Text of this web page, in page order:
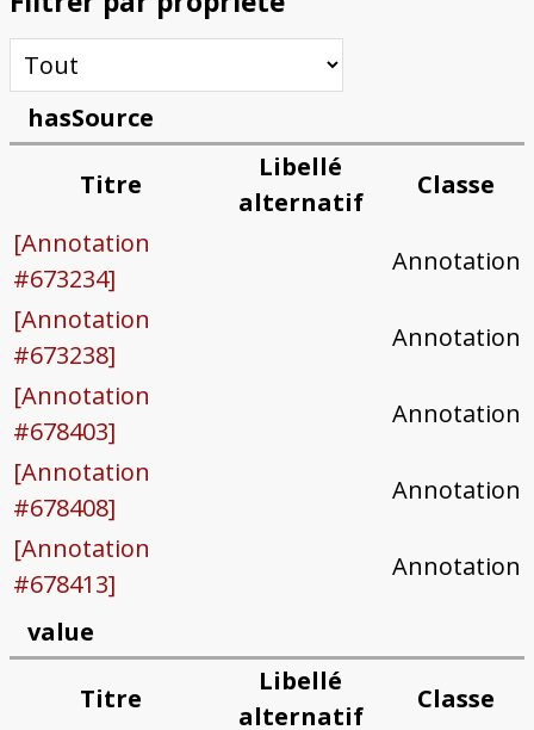
hasSource
Titre
Libellé
alternatif
Classe
[Annotation
#673234]
Annotation
[Annotation
#673238]
Annotation
[Annotation
#678403]
Annotation
[Annotation
#678408]
Annotation
[Annotation
#678413]
Annotation
value
Titre
Libellé
alternatif
Classe